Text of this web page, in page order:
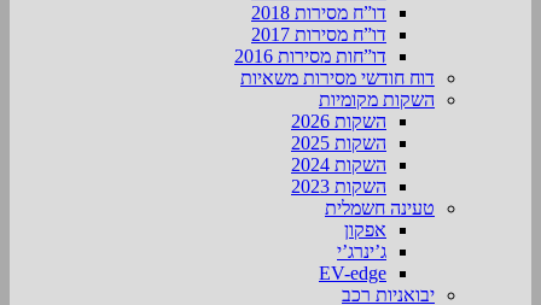
דו”ח מסירות 2018
דו”ח מסירות 2017
דו”חות מסירות 2016
דוח חודשי מסירות משאיות
השקות מקומיות
השקות 2026
השקות 2025
השקות 2024
השקות 2023
טעינה חשמלית
אפקון
ג’ינרג’י
EV-edge
יבואניות רכב